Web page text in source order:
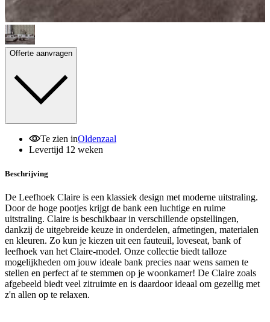
Offerte aanvragen
Te zien inOldenzaal
Levertijd 12 weken
Beschrijving
De Leefhoek Claire is een klassiek design met moderne uitstraling.
Door de hoge pootjes krijgt de bank een luchtige en ruime
uitstraling. Claire is beschikbaar in verschillende opstellingen,
dankzij de uitgebreide keuze in onderdelen, afmetingen, materialen
en kleuren. Zo kun je kiezen uit een fauteuil, loveseat, bank of
leefhoek van het Claire-model. Onze collectie biedt talloze
mogelijkheden om jouw ideale bank precies naar wens samen te
stellen en perfect af te stemmen op je woonkamer! De Claire zoals
afgebeeld biedt veel zitruimte en is daardoor ideaal om gezellig met
z'n allen op te relaxen.